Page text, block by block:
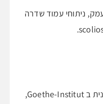
ניתוחי עמוד שדרה
2000-2001 לימודי שפה גרמנית ב Goethe-Institut,